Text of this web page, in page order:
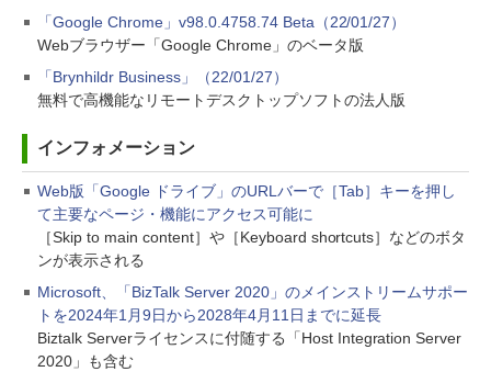
「Google Chrome」v98.0.4758.74 Beta（22/01/27）
Webブラウザー「Google Chrome」のベータ版
「Brynhildr Business」（22/01/27）
無料で高機能なリモートデスクトップソフトの法人版
インフォメーション
Web版「Google ドライブ」のURLバーで［Tab］キーを押し
て主要なページ・機能にアクセス可能に
［Skip to main content］や［Keyboard shortcuts］などのボタ
ンが表示される
Microsoft、「BizTalk Server 2020」のメインストリームサポー
トを2024年1月9日から2028年4月11日までに延長
Biztalk Serverライセンスに付随する「Host Integration Server
2020」も含む